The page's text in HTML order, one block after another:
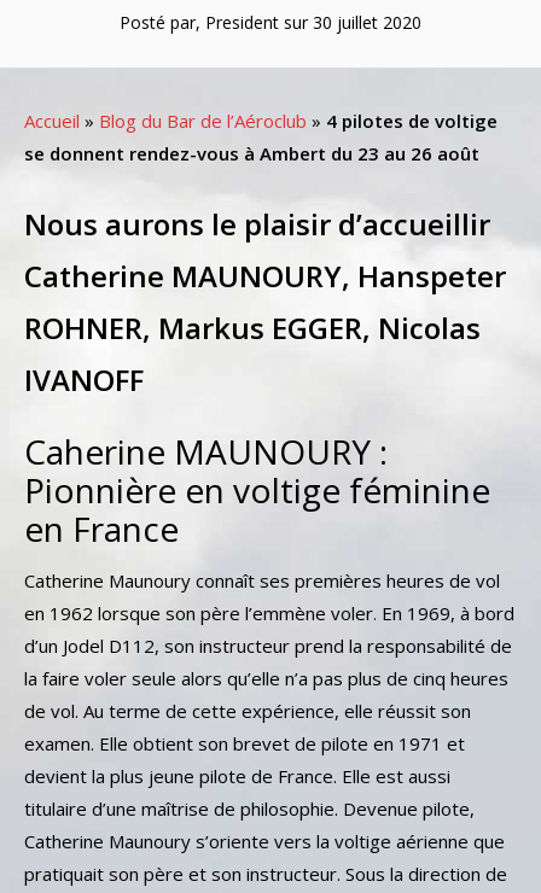
Posté par, President sur 30 juillet 2020
Accueil » Blog du Bar de l’Aéroclub » 4 pilotes de voltige
se donnent rendez-vous à Ambert du 23 au 26 août
Nous aurons le plaisir d’accueillir
Catherine MAUNOURY, Hanspeter
ROHNER, Markus EGGER, Nicolas
IVANOFF
Caherine MAUNOURY :
Pionnière en voltige féminine
en France
Catherine Maunoury connaît ses premières heures de vol
en 1962 lorsque son père l’emmène voler. En 1969, à bord
d’un Jodel D112, son instructeur prend la responsabilité de
la faire voler seule alors qu’elle n’a pas plus de cinq heures
de vol. Au terme de cette expérience, elle réussit son
examen. Elle obtient son brevet de pilote en 1971 et
devient la plus jeune pilote de France. Elle est aussi
titulaire d’une maîtrise de philosophie. Devenue pilote,
Catherine Maunoury s’oriente vers la voltige aérienne que
pratiquait son père et son instructeur. Sous la direction de